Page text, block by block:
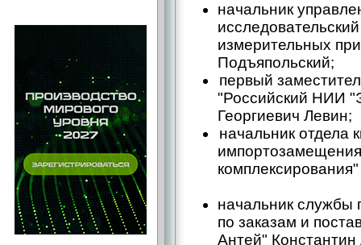
начальник
измерительных
Подъяпольский;
первый
"Российский НИИ
Георгиевич Левин;
начальник отдела
начальник службы
по заказам и
Антей" Константин